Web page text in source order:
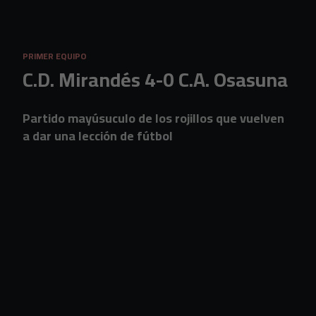
PRIMER EQUIPO
C.D. Mirandés 4-0 C.A. Osasuna
Partido mayúsuculo de los rojillos que vuelven
a dar una lección de fútbol